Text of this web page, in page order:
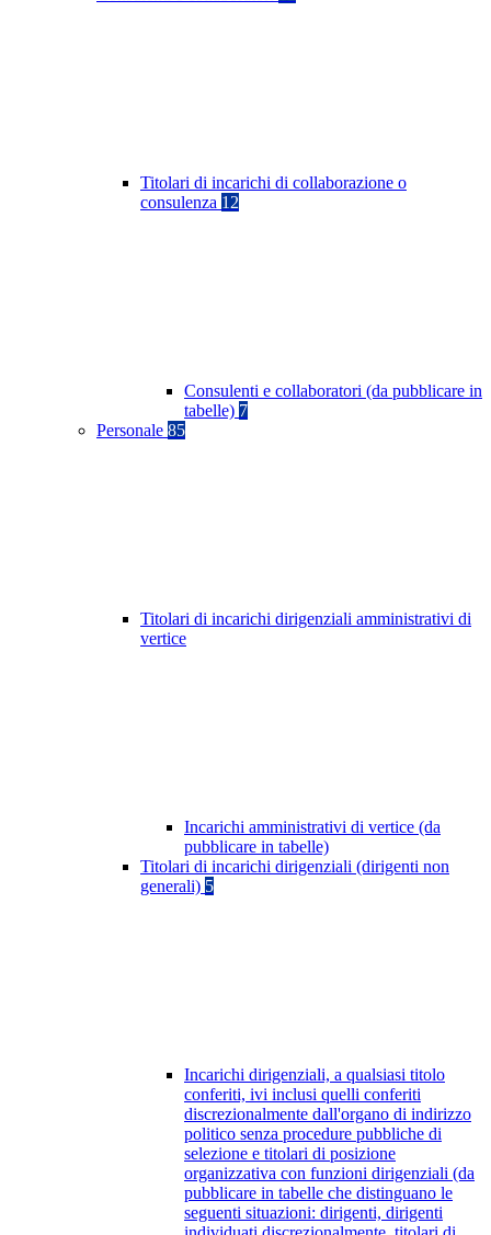
Titolari di incarichi di collaborazione o
consulenza 12
Consulenti e collaboratori (da pubblicare in
tabelle) 7
Personale 85
Titolari di incarichi dirigenziali amministrativi di
vertice
Incarichi amministrativi di vertice (da
pubblicare in tabelle)
Titolari di incarichi dirigenziali (dirigenti non
generali) 5
Incarichi dirigenziali, a qualsiasi titolo
conferiti, ivi inclusi quelli conferiti
discrezionalmente dall'organo di indirizzo
politico senza procedure pubbliche di
selezione e titolari di posizione
organizzativa con funzioni dirigenziali (da
pubblicare in tabelle che distinguano le
seguenti situazioni: dirigenti, dirigenti